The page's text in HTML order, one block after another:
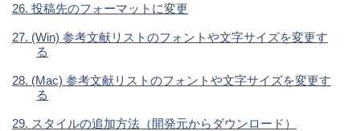
26. 投稿先のフォーマットに変更
27. (Win) 参考文献リストのフォントや文字サイズを変更す
る
28. (Mac) 参考文献リストのフォントや文字サイズを変更す
る
29. スタイルの追加方法（開発元からダウンロード）